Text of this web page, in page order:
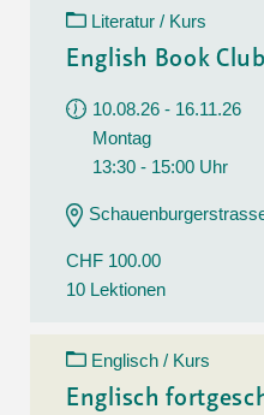
Literatur / Kurs
English Book Club
10.08.26 - 16.11.26
Montag
13:30 - 15:00 Uhr
CHF 100.00
10 Lektionen
Englisch / Kurs
Englisch